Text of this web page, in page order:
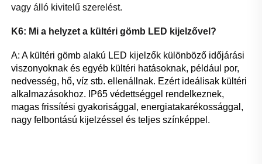
vagy álló kivitelű szerelést.
K6: Mi a helyzet a kültéri gömb LED kijelzővel?
A: A kültéri gömb alakú LED kijelzők különböző időjárási
viszonyoknak és egyéb kültéri hatásoknak, például por,
nedvesség, hő, víz stb. ellenállnak. Ezért ideálisak kültéri
alkalmazásokhoz. IP65 védettséggel rendelkeznek,
magas frissítési gyakorisággal, energiatakarékossággal,
nagy felbontású kijelzéssel és teljes színképpel.